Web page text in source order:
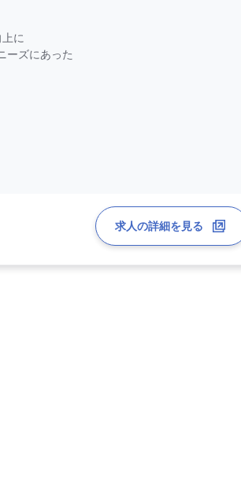
に
ズにあった
求人の詳細を見る